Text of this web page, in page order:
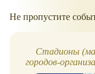
Не пропустите
Стадионы
городов-